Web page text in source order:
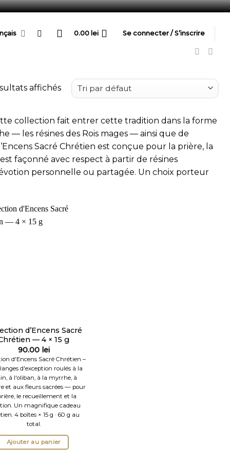
0.00 lei Se connecter / S’inscrire
affichés
collection fait entrer cette tradition dans la forme
— les résines des Rois mages — ainsi que de
Sacré Chrétien est conçue pour la prière, la
façonné avec respect à partir de résines
personnelle ou partagée. Un choix porteur
d’Encens Sacré
— 4 × 15 g
90.00 lei
d'Encens Sacré Chrétien –
d'exception roulés à la
à l'oliban, à la myrrhe, à
et aux fleurs sacrées — pour
le recueillement et la
Un magnifique cadeau
4 boîtes × 15 g · 60 g au
total.
Ajouter au panier